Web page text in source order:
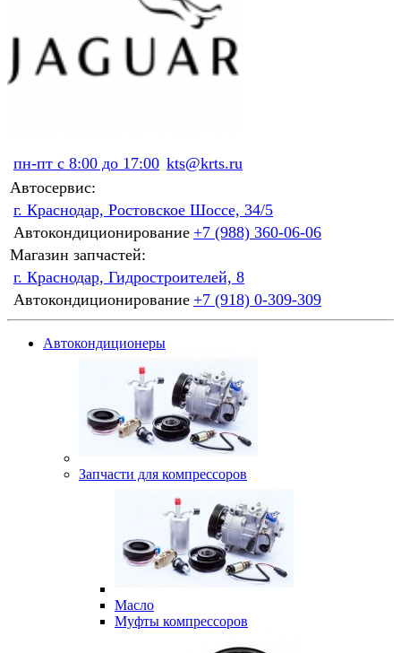
пн-пт с 8:00 до 17:00 kts@krts.ru
Автосервис:
г. Краснодар, Ростовское Шоссе, 34/5
Автокондиционирование +7 (988) 360-06-06
Магазин запчастей:
г. Краснодар, Гидростроителей, 8
Автокондиционирование +7 (918) 0-309-309
Автокондиционеры
Запчасти для компрессоров
Масло
Муфты компрессоров